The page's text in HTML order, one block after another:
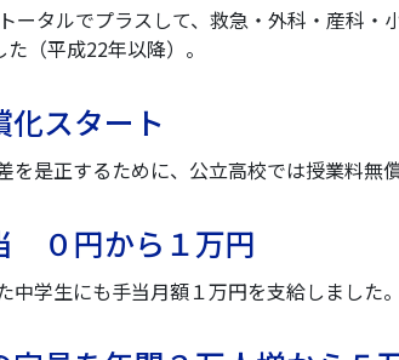
ータルでプラスして、救急・外科・産科・
（平成22年以降）。
化スタート
を是正するために、公立高校では授業料無
０円から１万円
中学生にも手当月額１万円を支給しました。